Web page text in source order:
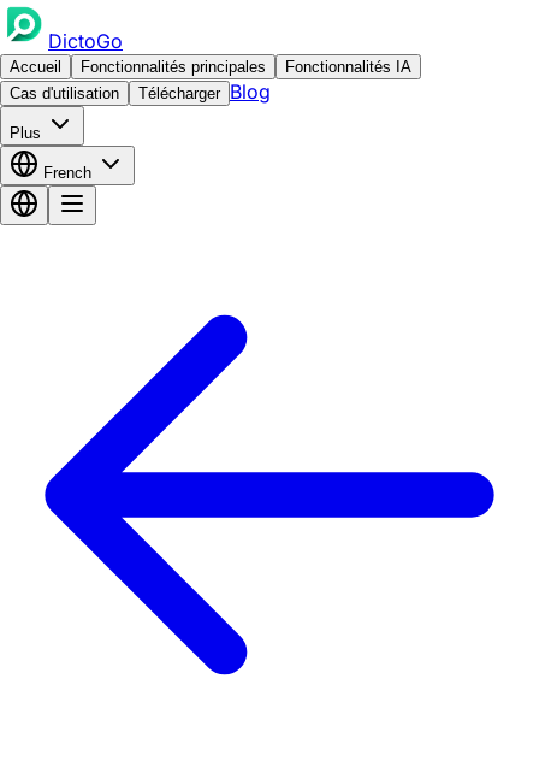
DictoGo
Accueil Fonctionnalités principales
Fonctionnalités IA
Cas d'utilisation
Télécharger Blog
Plus
French